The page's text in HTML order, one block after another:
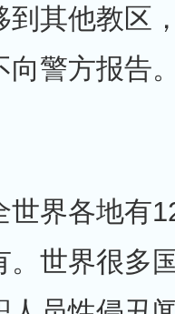
到其他教区
向警方报告
世界各地有
。世界很多